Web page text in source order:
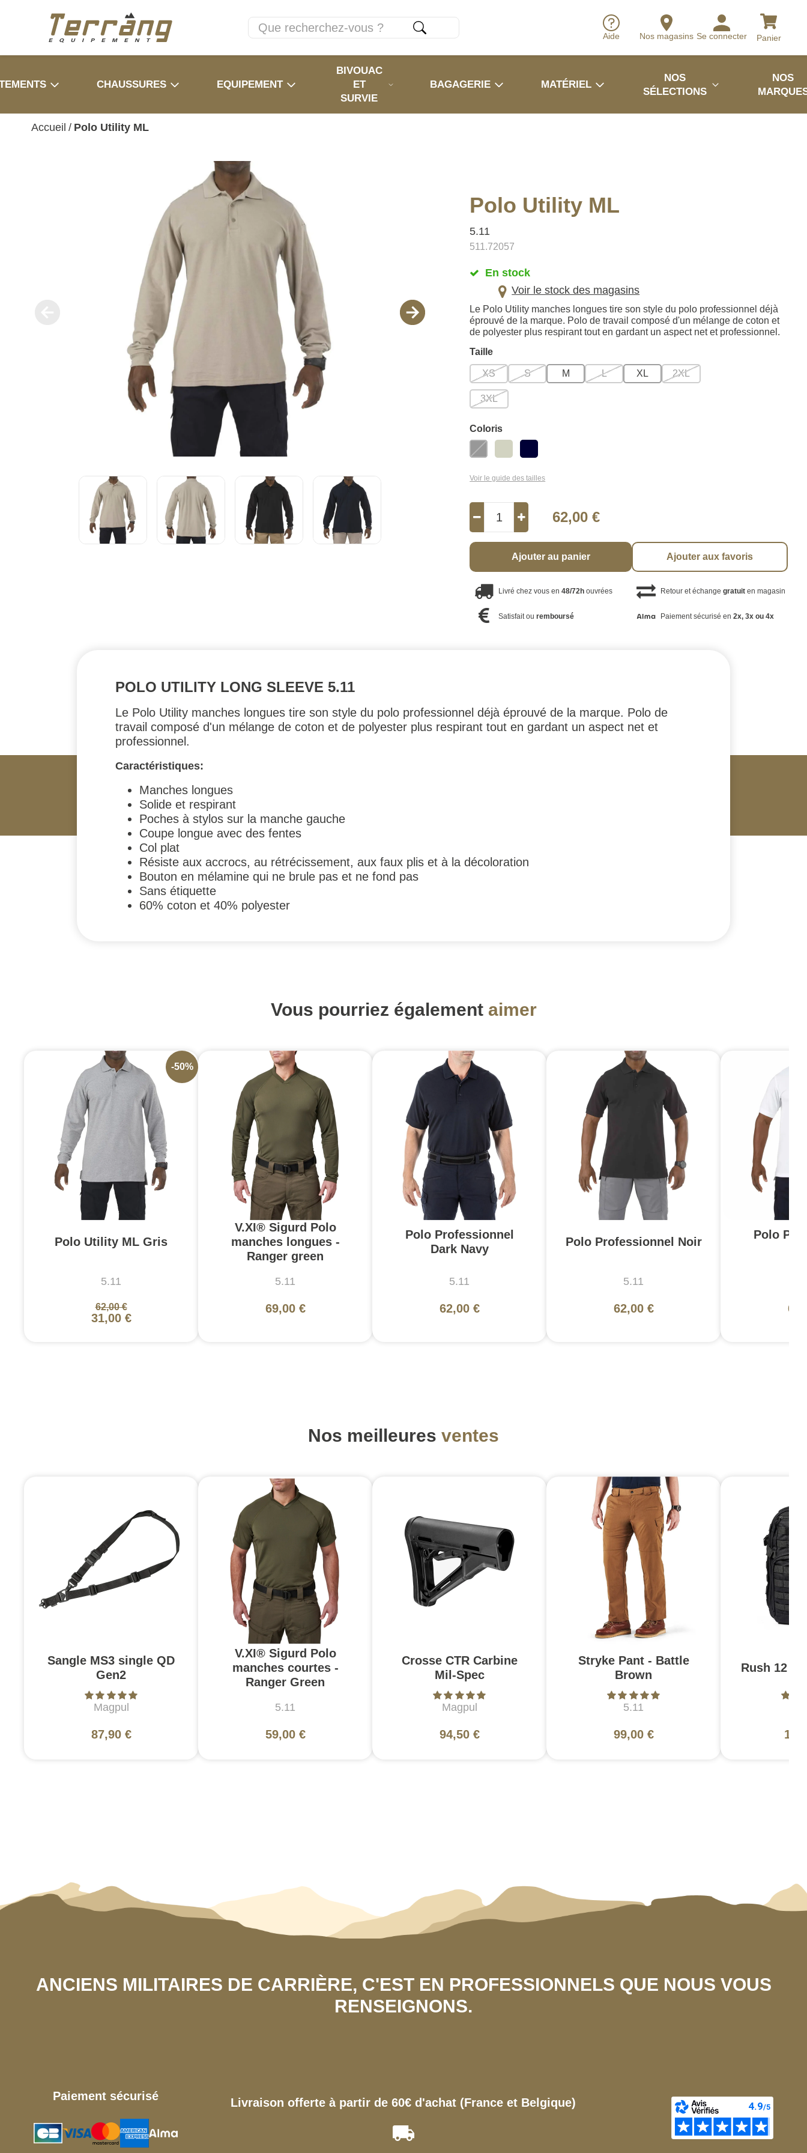
Aide Nos magasins Se connecter Panier
CHAUSSURES EQUIPEMENT
BIVOUAC
ET
SURVIE
BAGAGERIE MATÉRIEL
NOS
SÉLECTIONS
NOS
Accueil / Polo Utility ML
Polo Utility ML
5.11
511.72057
En stock
Voir le stock des magasins
Le Polo Utility manches longues tire son style du polo professionnel déjà
éprouvé de la marque. Polo de travail composé d'un mélange de coton et
de polyester plus respirant tout en gardant un aspect net et professionnel.
Taille
XS S M L XL 2XL
3XL
Coloris
Voir le guide des tailles
62,00 €
Ajouter au panier Ajouter aux favoris
Livré chez vous en48/72h ouvrées Retour et échange gratuiten magasin
Satisfait ouremboursé Paiement sécurisé en 2x, 3x ou 4x
POLO UTILITY LONG SLEEVE 5.11
Le Polo Utility manches longues tire son style du polo professionnel déjà éprouvé de la marque. Polo de
travail composé d'un mélange de coton et de polyester plus respirant tout en gardant un aspect net et
professionnel.
Caractéristiques:
Manches longues
Solide et respirant
Poches à stylos sur la manche gauche
Coupe longue avec des fentes
Col plat
Résiste aux accrocs, au rétrécissement, aux faux plis et à la décoloration
Bouton en mélamine qui ne brule pas et ne fond pas
Sans étiquette
60% coton et 40% polyester
Vous pourriez également aimer
Polo Utility ML Gris
5.11
62,00 €
31,00 €
-50%
V.XI® Sigurd Polo
manches longues -
Ranger green
5.11
69,00 €
Polo Professionnel
Dark Navy
5.11
62,00 €
Polo Professionnel Noir
5.11
62,00 €
Polo
Nos meilleures ventes
Sangle MS3 single QD
Gen2
Magpul
87,90 €
V.XI® Sigurd Polo
manches courtes -
Ranger Green
5.11
59,00 €
Crosse CTR Carbine
Mil-Spec
Magpul
94,50 €
Stryke Pant - Battle
Brown
5.11
99,00 €
Rush 12
ANCIENS MILITAIRES DE CARRIÈRE, C'EST EN PROFESSIONNELS QUE NOUS VOUS
RENSEIGNONS.
Paiement sécurisé Livraison offerte à partir de 60€ d'achat (France et Belgique)